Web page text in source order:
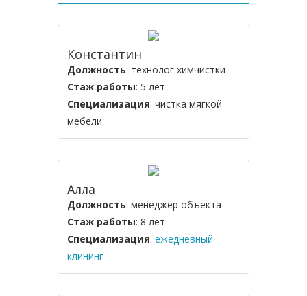
Константин
Должность: технолог химчистки
Стаж работы: 5 лет
Специализация: чистка мягкой
мебели
Алла
Должность: менеджер объекта
Стаж работы: 8 лет
Специализация: ежедневный
клининг